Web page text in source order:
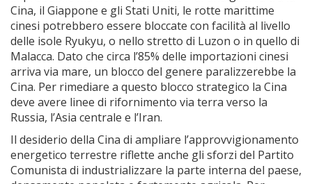
Cina, il Giappone e gli Stati Uniti, le rotte marittime
cinesi potrebbero essere bloccate con facilità al livello
delle isole Ryukyu, o nello stretto di Luzon o in quello di
Malacca. Dato che circa l’85% delle importazioni cinesi
arriva via mare, un blocco del genere paralizzerebbe la
Cina. Per rimediare a questo blocco strategico la Cina
deve avere linee di rifornimento via terra verso la
Russia, l’Asia centrale e l’Iran.
Il desiderio della Cina di ampliare l’approvvigionamento
energetico terrestre riflette anche gli sforzi del Partito
Comunista di industrializzare la parte interna del paese,